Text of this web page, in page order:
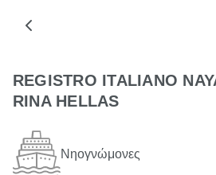
REGISTRO ITALIANO
RINA HELLAS
Νηογνώμονες